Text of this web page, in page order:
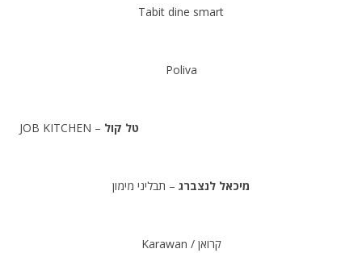
Tabit dine smart
Poliva
טל קול – JOB KITCHEN
מיכאל לנצברג – תבליני מימון
Karawan / קרואן